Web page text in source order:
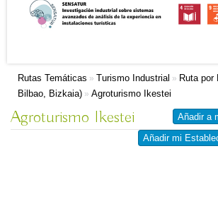
Rutas Temáticas » Turismo Industrial » Ruta por
Bilbao, Bizkaia) » Agroturismo Ikestei
Añadir a
Añadir mi
Agroturismo Ikestei